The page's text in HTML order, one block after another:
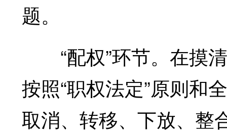
题。
“配权”环节。在摸清
按照“职权法定”原则和
取消、转移、下放、整